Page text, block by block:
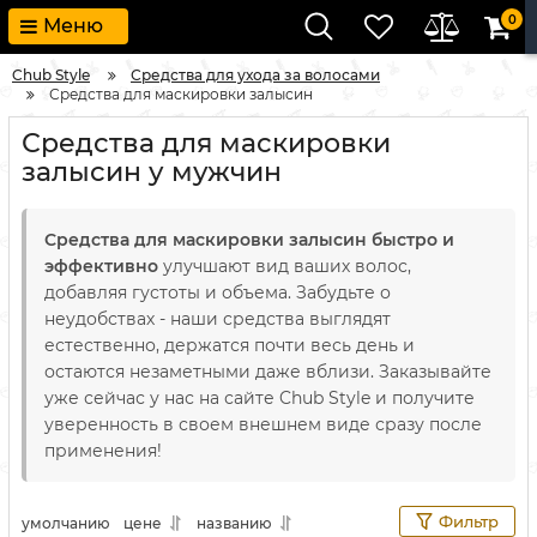
Меню 0
Chub Style
Средства для ухода за волосами
Средства для маскировки залысин
Средства для маскировки
залысин у мужчин
Средства для маскировки залысин быстро и
эффективно улучшают вид ваших волос,
добавляя густоты и объема. Забудьте о
неудобствах - наши средства выглядят
естественно, держатся почти весь день и
остаются незаметными даже вблизи. Заказывайте
уже сейчас у нас на сайте Chub Style и получите
уверенность в своем внешнем виде сразу после
применения!
умолчанию цене
названию
Фильтр